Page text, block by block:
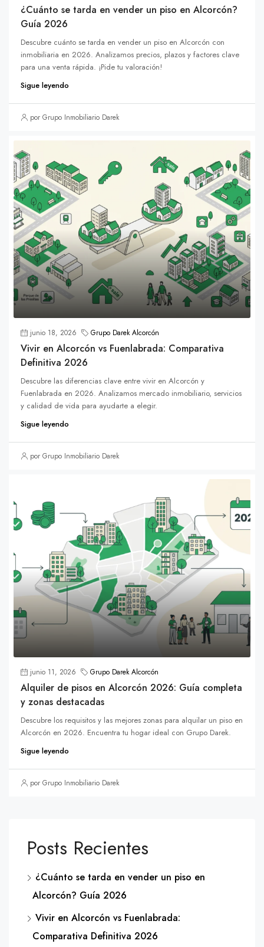
¿Cuánto se tarda en vender un piso en Alcorcón?
Guía 2026
Descubre cuánto se tarda en vender un piso en Alcorcón con
inmobiliaria en 2026. Analizamos precios, plazos y factores clave
para una venta rápida. ¡Pide tu valoración!
Sigue leyendo
por Grupo Inmobiliario Darek
junio 18, 2026 Grupo Darek Alcorcón
Vivir en Alcorcón vs Fuenlabrada: Comparativa
Definitiva 2026
Descubre las diferencias clave entre vivir en Alcorcón y
Fuenlabrada en 2026. Analizamos mercado inmobiliario, servicios
y calidad de vida para ayudarte a elegir.
Sigue leyendo
por Grupo Inmobiliario Darek
junio 11, 2026 Grupo Darek Alcorcón
Alquiler de pisos en Alcorcón 2026: Guía completa
y zonas destacadas
Descubre los requisitos y las mejores zonas para alquilar un piso en
Alcorcón en 2026. Encuentra tu hogar ideal con Grupo Darek.
Sigue leyendo
por Grupo Inmobiliario Darek
Posts Recientes
¿Cuánto se tarda en vender un piso en
Alcorcón? Guía 2026
Vivir en Alcorcón vs Fuenlabrada:
Comparativa Definitiva 2026